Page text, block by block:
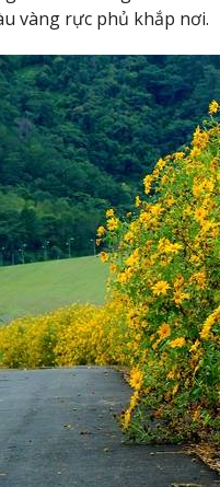
vàng rực phủ khắp nơi.